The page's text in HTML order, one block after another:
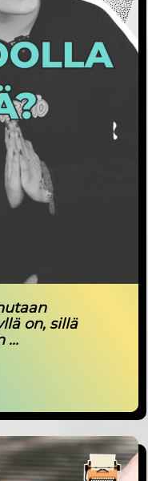
on, sillä
...